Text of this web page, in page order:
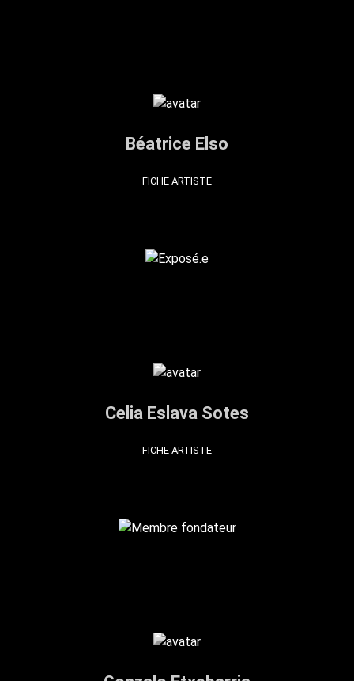
Béatrice Elso
FICHE ARTISTE
Celia Eslava Sotes
FICHE ARTISTE